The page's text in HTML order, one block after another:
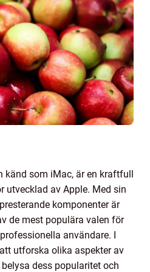
känd som iMac, är en kraftfull
utvecklad av Apple. Med sin
komponenter är
de mest populära valen för
användare. I
utforska olika aspekter av
dess popularitet och